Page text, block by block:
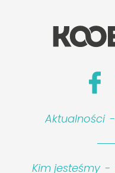
Aktualności -
Kim jesteśmy -